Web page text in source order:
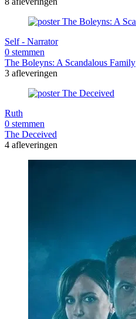
Self - Narrator
0 stemmen
The Boleyns: A Scandalous Family
3 afleveringen
Ruth
0 stemmen
The Deceived
4 afleveringen